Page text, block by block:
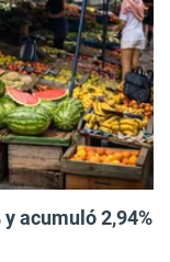
acumuló 2,94%